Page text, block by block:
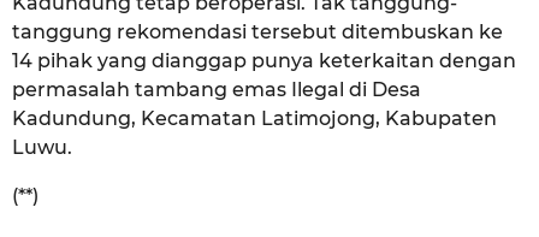
tanggung rekomendasi tersebut ditembuskan ke
14 pihak yang dianggap punya keterkaitan dengan
permasalah tambang emas Ilegal di Desa
Kadundung, Kecamatan Latimojong, Kabupaten
Luwu.
(**)